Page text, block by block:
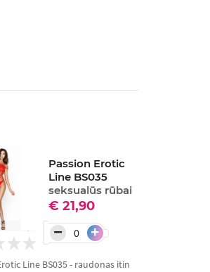
Passion Erotic
Line BS035
seksualūs rūbai
€ 21,90
− +
Line BS035 - raudonas itin